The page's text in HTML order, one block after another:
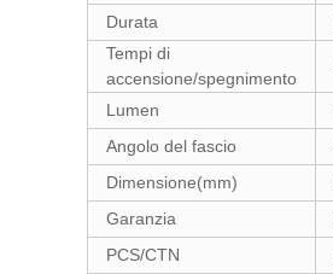
Durata
Tempi di
accensione/spegnimento
Lumen
Angolo del fascio
Dimensione(mm)
Garanzia
PCS/CTN